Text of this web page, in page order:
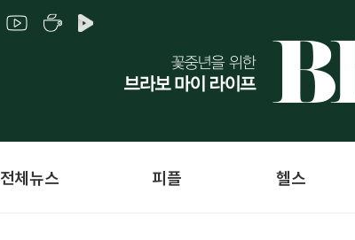
전체뉴스 피플 헬스